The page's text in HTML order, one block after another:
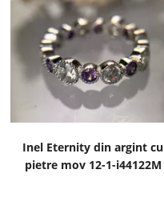
Inel Eternity din argint cu
pietre mov 12-1-i44122M